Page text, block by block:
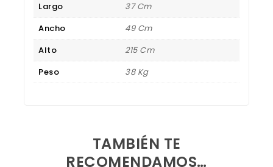
Largo
37 Cm
Ancho
49 Cm
Alto
215 Cm
Peso
38 Kg
TAMBIÉN TE
RECOMENDAMOS…